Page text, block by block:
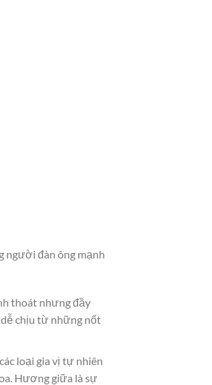
người đàn ông mạnh
thoát nhưng đầy
chịu từ những nốt
loại gia vị tự nhiên
Hương giữa là sự